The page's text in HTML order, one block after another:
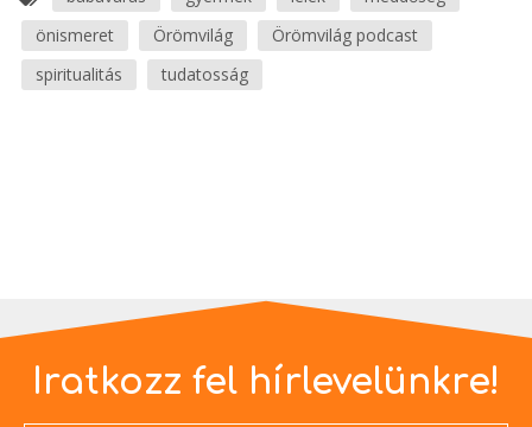
önismeret
Örömvilág
Örömvilág podcast
spiritualitás
tudatosság
Iratkozz fel hírlevelünkre!